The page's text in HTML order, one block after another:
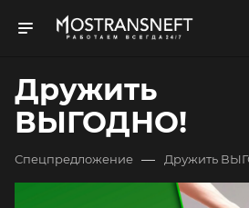
Дружить
ВЫГОДНО!
Спецпредложение — Дружить